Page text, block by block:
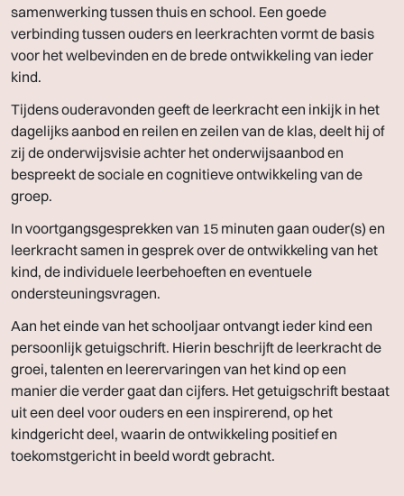
samenwerking tussen thuis en school. Een goede
verbinding tussen ouders en leerkrachten vormt de basis
voor het welbevinden en de brede ontwikkeling van ieder
kind.
Tijdens ouderavonden geeft de leerkracht een inkijk in het
dagelijks aanbod en reilen en zeilen van de klas, deelt hij of
zij de onderwijsvisie achter het onderwijsaanbod en
bespreekt de sociale en cognitieve ontwikkeling van de
groep.
In voortgangsgesprekken van 15 minuten gaan ouder(s) en
leerkracht samen in gesprek over de ontwikkeling van het
kind, de individuele leerbehoeften en eventuele
ondersteuningsvragen.
Aan het einde van het schooljaar ontvangt ieder kind een
persoonlijk getuigschrift. Hierin beschrijft de leerkracht de
groei, talenten en leerervaringen van het kind op een
manier die verder gaat dan cijfers. Het getuigschrift bestaat
uit een deel voor ouders en een inspirerend, op het
kindgericht deel, waarin de ontwikkeling positief en
toekomstgericht in beeld wordt gebracht.